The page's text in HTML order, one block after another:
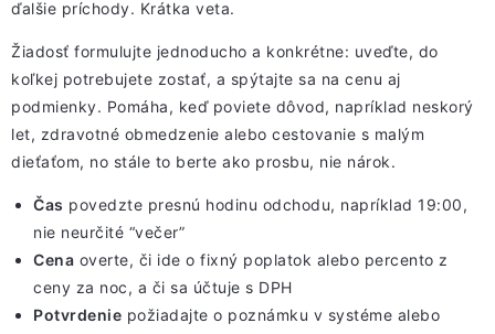
ďalšie príchody. Krátka veta.
Žiadosť formulujte jednoducho a konkrétne: uveďte, do
koľkej potrebujete zostať, a spýtajte sa na cenu aj
podmienky. Pomáha, keď poviete dôvod, napríklad neskorý
let, zdravotné obmedzenie alebo cestovanie s malým
dieťaťom, no stále to berte ako prosbu, nie nárok.
Čas povedzte presnú hodinu odchodu, napríklad 19:00,
nie neurčité “večer”
Cena overte, či ide o fixný poplatok alebo percento z
ceny za noc, a či sa účtuje s DPH
Potvrdenie požiadajte o poznámku v systéme alebo